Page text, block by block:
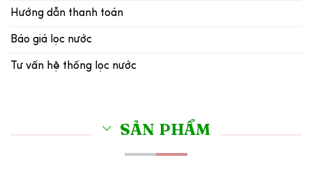
Hướng dẫn thanh toán
Báo giá lọc nước
Tư vấn hệ thống lọc nước
SẢN PHẨM